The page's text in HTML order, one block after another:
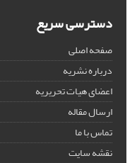
دسترسی سریع
صفحه اصلی
درباره نشریه
اعضای هیات تحریریه
ارسال مقاله
تماس با ما
نقشه سایت